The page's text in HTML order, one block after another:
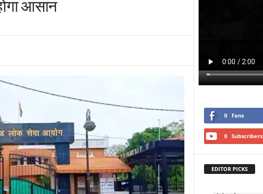
आसान
0 Fans
0 Subscribers
EDITOR PICKS